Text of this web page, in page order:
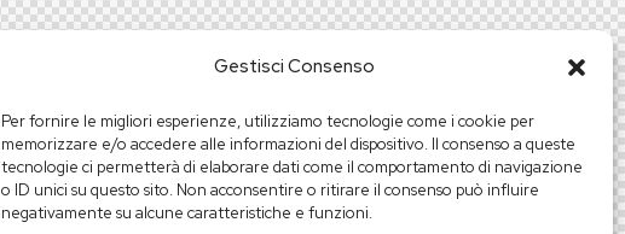
Gestisci Consenso
Per fornire le migliori esperienze, utilizziamo tecnologie come i cookie per
memorizzare e/o accedere alle informazioni del dispositivo. Il consenso a queste
tecnologie ci permetterà di elaborare dati come il comportamento di navigazione
o ID unici su questo sito. Non acconsentire o ritirare il consenso può influire
negativamente su alcune caratteristiche e funzioni.